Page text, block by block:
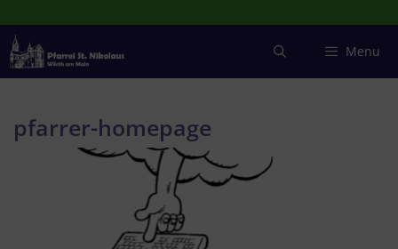
Inhalt
springen
Menu
pfarrer-homepage